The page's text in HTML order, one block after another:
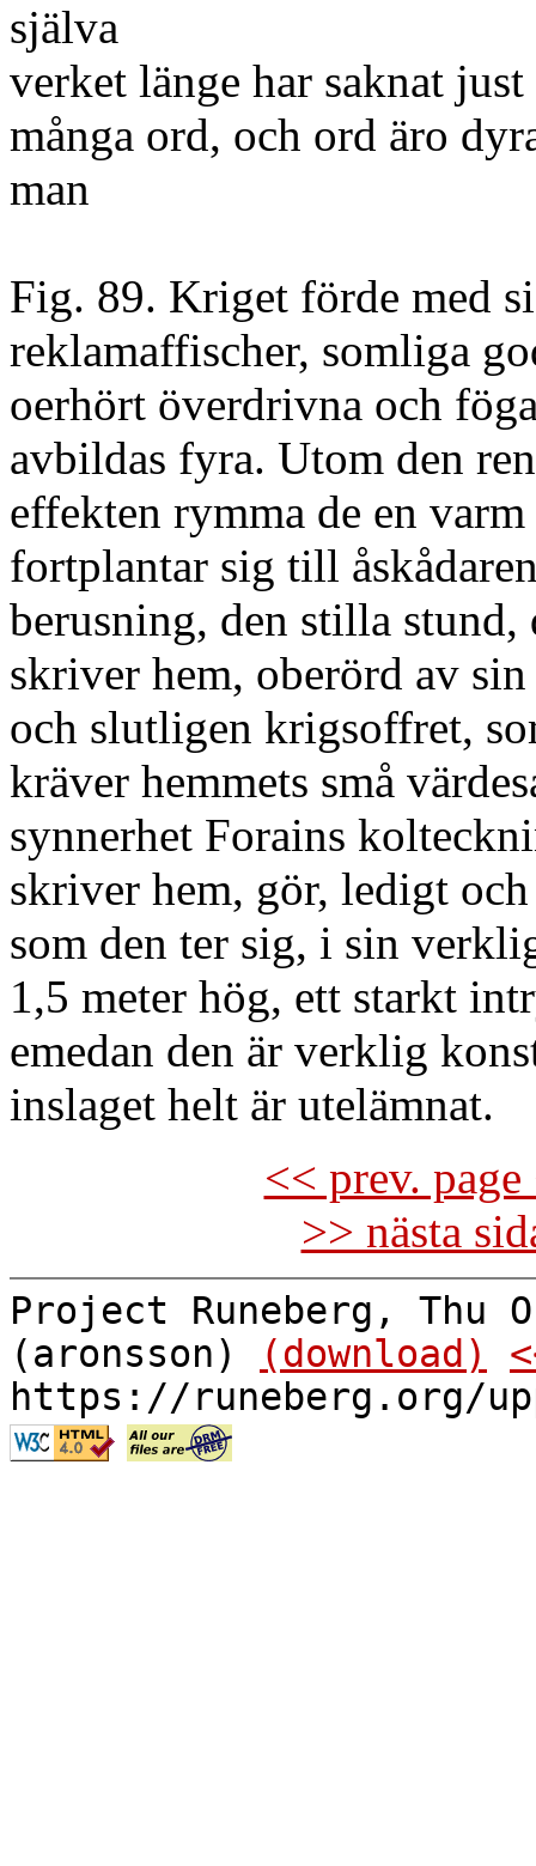
själva
verket länge har saknat
många ord, och ord äro
man
Fig. 89. Kriget förde med
reklamaffischer, somliga
oerhört överdrivna och
avbildas fyra. Utom den
effekten rymma de en
fortplantar sig till
berusning, den stilla stund,
skriver hem, oberörd av
och slutligen krigsoffret,
kräver hemmets små
synnerhet Forains
skriver hem, gör, ledigt
som den ter sig, i sin
1,5 meter hög, ett starkt
emedan den är verklig
inslaget helt är utelämnat.
<< prev.
>> nästa
Project Runeberg, Thu
(aronsson)
(download)
https://runeberg.org/